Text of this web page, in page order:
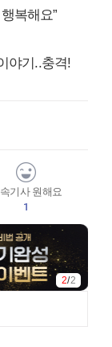
복해요”
야기..충격!
기사 원해요
1
2/2